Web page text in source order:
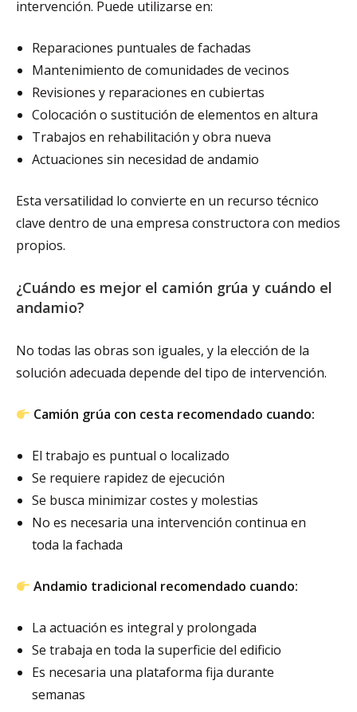
intervención. Puede utilizarse en:
Reparaciones puntuales de fachadas
Mantenimiento de comunidades de vecinos
Revisiones y reparaciones en cubiertas
Colocación o sustitución de elementos en altura
Trabajos en rehabilitación y obra nueva
Actuaciones sin necesidad de andamio
Esta versatilidad lo convierte en un recurso técnico
clave dentro de una empresa constructora con medios
propios.
¿Cuándo es mejor el camión grúa y cuándo el
andamio?
No todas las obras son iguales, y la elección de la
solución adecuada depende del tipo de intervención.
Camión grúa con cesta recomendado cuando:
El trabajo es puntual o localizado
Se requiere rapidez de ejecución
Se busca minimizar costes y molestias
No es necesaria una intervención continua en
toda la fachada
Andamio tradicional recomendado cuando:
La actuación es integral y prolongada
Se trabaja en toda la superficie del edificio
Es necesaria una plataforma fija durante
semanas